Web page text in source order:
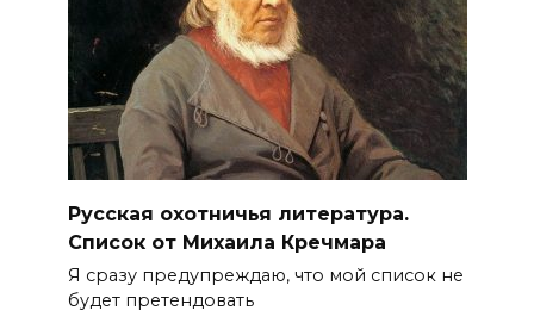
Русская охотничья литература.
Список от Михаила Кречмара
Я сразу предупреждаю, что мой список не
будет претендовать